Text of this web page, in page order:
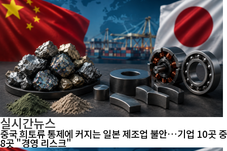
실시간뉴스
중국 희토류 통제에 커지는 일본 제조업 불안…기업 10곳 중
8곳 "경영 리스크"